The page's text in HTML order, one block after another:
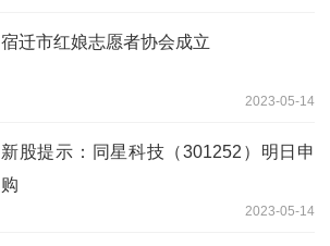
宿迁市红娘志愿者协会成立
2023-05-14
新股提示：同星科技（301252）明日申
购
2023-05-14